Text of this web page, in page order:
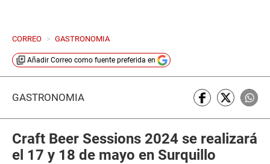
CORREO > GASTRONOMIA
Añadir Correo como fuente preferida en
GASTRONOMÍA
Craft Beer Sessions 2024 se realizará
el 17 y 18 de mayo en Surquillo